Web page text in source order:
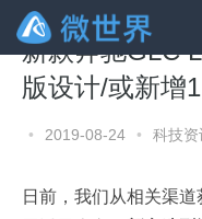
新款奔驰GLC
版设计/或新增
• 2019-08-24 • 科技资
日前，我们从相关渠